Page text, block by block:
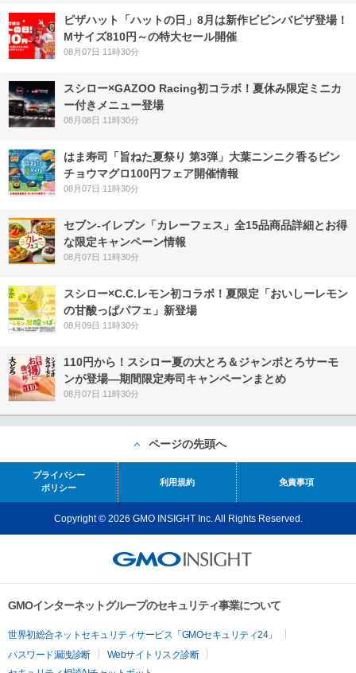
ピザハット「ハットの日」8月は新作ビビンバピザ登場！
Mサイズ810円～の特大セール開催
08月07日 11時30分
スシロー×GAZOO Racing初コラボ！夏休み限定ミニカ
ー付きメニュー登場
08月08日 11時30分
はま寿司「旨ねた夏祭り 第3弾」大葉ニンニク香るビン
チョウマグロ100円フェア開催情報
08月07日 11時30分
セブン‐イレブン「カレーフェス」全15品商品詳細とお得
な限定キャンペーン情報
08月07日 11時30分
スシロー×C.C.レモン初コラボ！夏限定「おいしーレモン
の甘酸っぱパフェ」新登場
08月09日 11時30分
110円から！スシロー夏の大とろ＆ジャンボとろサーモ
ンが登場―期間限定寿司キャンペーンまとめ
08月07日 11時30分
ページの先頭へ
プライバシー
ポリシー
利用規約 免責事項
Copyright © 2026 GMO INSIGHT Inc. All Rights Reserved.
GMOインターネットグループのセキュリティ事業について
世界初総合ネットセキュリティサービス「GMOセキュリティ24」
パスワード漏洩診断
Webサイトリスク診断